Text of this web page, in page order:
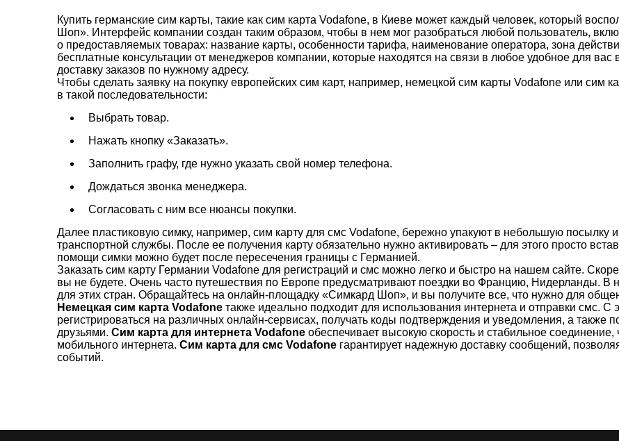
Купить германские сим карты, такие как сим карта Vodafone, в Киеве может каждый человек, который
Шоп». Интерфейс компании создан таким образом, чтобы в нем мог разобраться любой пользователь,
о предоставляемых товарах: название карты, особенности тарифа, наименование оператора, зона
бесплатные консультации от менеджеров компании, которые находятся на связи в любое удобное для
доставку заказов по нужному адресу.
Чтобы сделать заявку на покупку европейских сим карт, например, немецкой сим карты Vodafone или сим
в такой последовательности:
Выбрать товар.
Нажать кнопку «Заказать».
Заполнить графу, где нужно указать свой номер телефона.
Дождаться звонка менеджера.
Согласовать с ним все нюансы покупки.
Далее пластиковую симку, например, сим карту для смс Vodafone, бережно упакуют в небольшую посылку
транспортной службы. После ее получения карту обязательно нужно активировать – для этого просто
помощи симки можно будет после пересечения границы с Германией.
Заказать сим карту Германии Vodafone для регистраций и смс можно легко и быстро на нашем сайте.
вы не будете. Очень часто путешествия по Европе предусматривают поездки во Францию, Нидерланды. В
для этих стран. Обращайтесь на онлайн-площадку «Симкард Шоп», и вы получите все, что нужно для
Немецкая сим карта Vodafone также идеально подходит для использования интернета и отправки смс. С
регистрироваться на различных онлайн-сервисах, получать коды подтверждения и уведомления, а также
друзьями. Сим карта для интернета Vodafone обеспечивает высокую скорость и стабильное
мобильного интернета. Сим карта для смс Vodafone гарантирует надежную доставку сообщений,
событий.